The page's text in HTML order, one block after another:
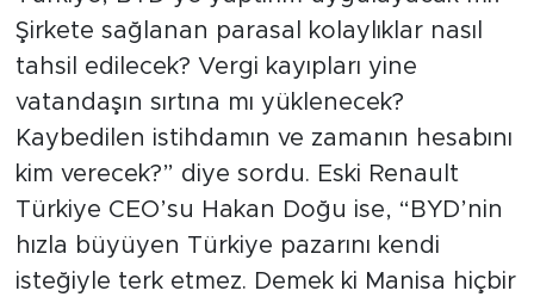
Şirkete sağlanan parasal kolaylıklar nasıl
tahsil edilecek? Vergi kayıpları yine
vatandaşın sırtına mı yüklenecek?
Kaybedilen istihdamın ve zamanın hesabını
kim verecek?” diye sordu. Eski Renault
Türkiye CEO’su Hakan Doğu ise, “BYD’nin
hızla büyüyen Türkiye pazarını kendi
isteğiyle terk etmez. Demek ki Manisa hiçbir